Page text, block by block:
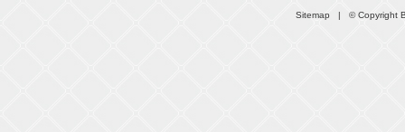
Sitemap | © Copyright